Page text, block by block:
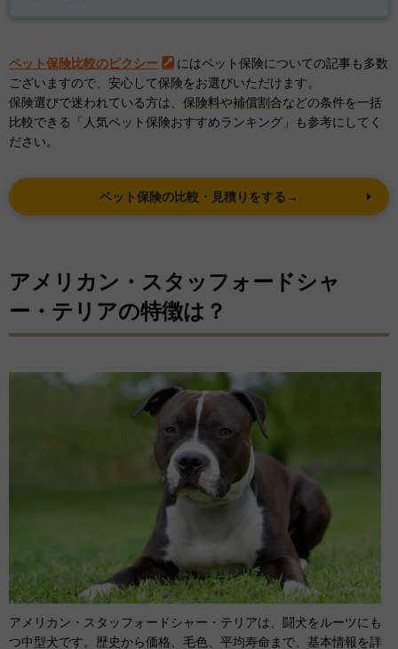
ペット保険比較のピクシー
にはペット保険についての記事も多数
ございますので、安心して保険をお選びいただけます。
保険選びで迷われている方は、 保険料や補償割合などの条件を一括
比較できる「人気ペット保険おすすめランキング」も参考にしてく
ださい。
ペット保険の比較・見積りをする→
アメリカン・スタッフォードシャ
ー・テリアの特徴は？
アメリカン・スタッフォードシャー・テリアは、闘犬をルーツにも
つ中型犬です。歴史から価格、毛色、平均寿命まで、基本情報を詳